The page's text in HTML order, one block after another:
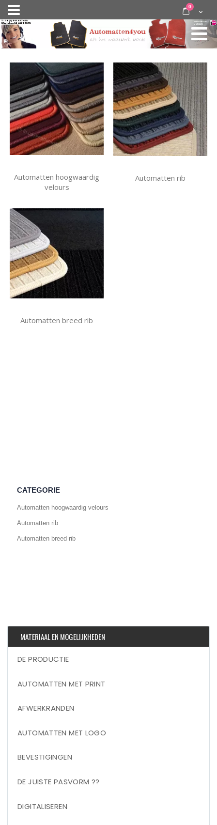
Nav
activeren
door
inhoud
Cart
0 items
Automatten hoogwaardig
velours
Automatten rib
Automatten breed rib
CATEGORIE
Automatten hoogwaardig velours
Automatten rib
Automatten breed rib
MATERIAAL EN MOGELIJKHEDEN
DE PRODUCTIE
AUTOMATTEN MET PRINT
AFWERKRANDEN
AUTOMATTEN MET LOGO
BEVESTIGINGEN
DE JUISTE PASVORM ??
DIGITALISEREN